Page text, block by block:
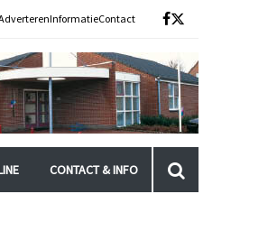
InformatieContact
CONTACT & INFO